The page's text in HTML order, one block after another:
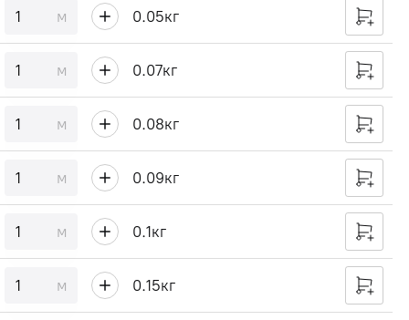
м 0.05кг
м 0.07кг
м 0.08кг
м 0.09кг
м 0.1кг
м 0.15кг